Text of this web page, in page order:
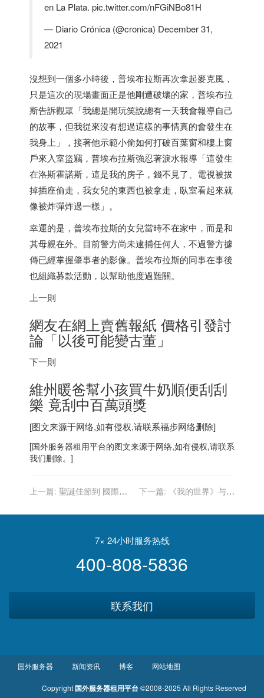
en La Plata. pic.twitter.com/nFGiNBo81H
— Diario Crónica (@cronica) December 31,
2021
沒想到一個多小時後，普埃布拉斯再次拿起麥克風，
只是這次的現場畫面正是他剛遭破壞的家，普埃布拉
斯告訴觀眾「我總是開玩笑說總有一天我會報導自己
的故事，但我從來沒有想過這樣的事情真的會發生在
我身上」，接著他示範小偷如何打破百葉窗和樓上窗
戶來入室盜竊，普埃布拉斯強忍著淚水報導「這發生
在洛斯霍諾斯，這是我的房子，錢不見了、電視被拔
掉插座偷走，我女兒的東西也被拿走，臥室看起來就
像被炸彈炸過一樣」。
幸運的是，普埃布拉斯的女兒當時不在家中，而是和
其母親在外。目前警方尚未逮捕任何人，不過警方據
傳已經掌握肇事者的影像。普埃布拉斯的同事在事後
也組織募款活動，以幫助他度過難關。
上一則
網友在網上賣舊報紙 價格引發討
論「以後可能變古董」
下一則
維州暖爸幫小孩買牛奶順便刮刮
樂 竟刮中百萬頭獎
[图文来源于网络,如有侵权,请联系福步网络删除]
[国外服务器租用平台的图文来源于网络,如有侵权,请联系
我们删除。]
上一篇: 聖誕佳節到 國際佛
子
下一篇:
《我的世界》与京
盒
7× 24小时服务热线
400-808-5836
联系我们
国外服务器 新闻资讯 博客 网站地图
Copyright 国外服务器租用平台©2008-2025 All Rights Reserved